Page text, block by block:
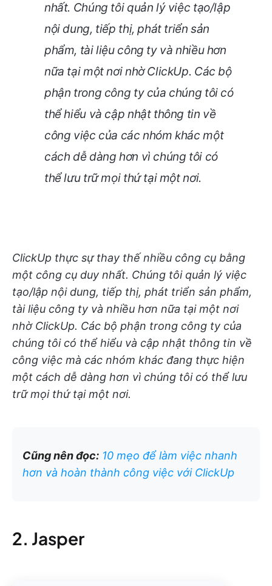
nhất. Chúng tôi quản lý việc tạo/lập
nội dung, tiếp thị, phát triển sản
phẩm, tài liệu công ty và nhiều hơn
nữa tại một nơi nhờ ClickUp. Các bộ
phận trong công ty của chúng tôi có
thể hiểu và cập nhật thông tin về
công việc của các nhóm khác một
cách dễ dàng hơn vì chúng tôi có
thể lưu trữ mọi thứ tại một nơi.
ClickUp thực sự thay thế nhiều công cụ bằng
một công cụ duy nhất. Chúng tôi quản lý việc
tạo/lập nội dung, tiếp thị, phát triển sản phẩm,
tài liệu công ty và nhiều hơn nữa tại một nơi
nhờ ClickUp. Các bộ phận trong công ty của
chúng tôi có thể hiểu và cập nhật thông tin về
công việc mà các nhóm khác đang thực hiện
một cách dễ dàng hơn vì chúng tôi có thể lưu
trữ mọi thứ tại một nơi.
Cũng nên đọc: 10 mẹo để làm việc nhanh
hơn và hoàn thành công việc với ClickUp
2. Jasper